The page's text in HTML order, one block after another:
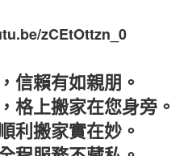
zCEtOttzn_0
信賴有如親朋。
格上搬家在您身旁。
利搬家實在妙。